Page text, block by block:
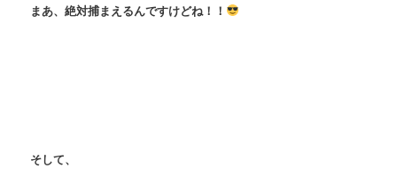
まあ、絶対捕まえるんですけどね！！
そして、